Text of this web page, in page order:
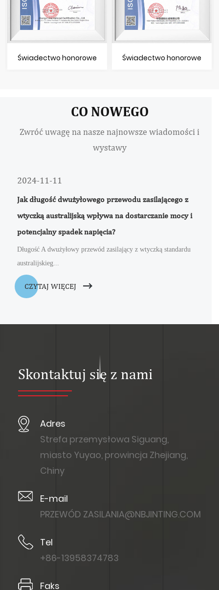
Świadectwo honorowe Świadectwo honorowe
CO NOWEGO
Zwróć uwagę na nasze najnowsze wiadomości i
wystawy
2024-11-11
Jak długość dwużyłowego przewodu zasilającego z
wtyczką australijską wpływa na dostarczanie mocy i
potencjalny spadek napięcia?
Długość A dwużyłowy przewód zasilający z wtyczką standardu
australijskieg...
CZYTAJ WIĘCEJ
Skontaktuj się z nami
Adres
Strefa przemysłowa Siguang,
miasto Yuyao, prowincja Zhejiang,
Chiny
E-mail
PRZEWÓD ZASILANIA@NBJINTING.COM
Tel
+86-13958374783
Faks